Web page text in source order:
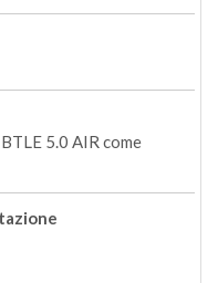
5.0 AIR come